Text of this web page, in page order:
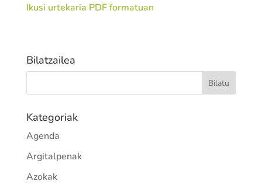
Ikusi urtekaria PDF formatuan
Bilatzailea
Kategoriak
Agenda
Argitalpenak
Azokak